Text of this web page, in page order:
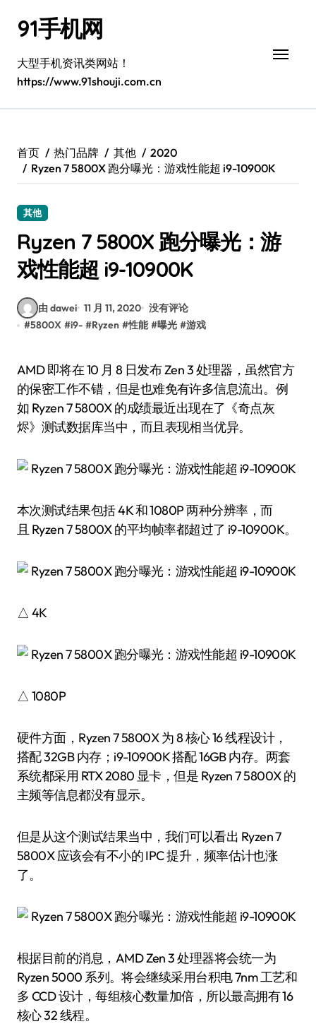
91手机网
大型手机资讯类网站！
https://www.91shouji.com.cn
首页 热门品牌 其他
2020
Ryzen 7 5800X 跑分曝光：游戏性能超 i9-10900K
其他
Ryzen 7 5800X 跑分曝光：游
戏性能超 i9-10900K
由 dawei 11 月 11, 2020 没有评论
#5800X #i9- #Ryzen #性能 #曝光 #游戏
AMD 即将在 10 月 8 日发布 Zen 3 处理器，虽然官方
的保密工作不错，但是也难免有许多信息流出。例
如 Ryzen 7 5800X 的成绩最近出现在了《奇点灰
烬》测试数据库当中，而且表现相当优异。
本次测试结果包括 4K 和 1080P 两种分辨率，而
且 Ryzen 7 5800X 的平均帧率都超过了 i9-10900K。
△ 4K
△ 1080P
硬件方面，Ryzen 7 5800X 为 8 核心 16 线程设计，
搭配 32GB 内存；i9-10900K 搭配 16GB 内存。两套
系统都采用 RTX 2080 显卡，但是 Ryzen 7 5800X 的
主频等信息都没有显示。
但是从这个测试结果当中，我们可以看出 Ryzen 7
5800X 应该会有不小的 IPC 提升，频率估计也涨
了。
根据目前的消息，AMD Zen 3 处理器将会统一为
Ryzen 5000 系列。将会继续采用台积电 7nm 工艺和
多 CCD 设计，每组核心数量加倍，所以最高拥有 16
核心 32 线程。